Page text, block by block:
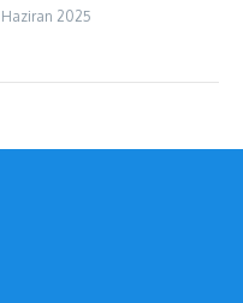
Haziran 2025